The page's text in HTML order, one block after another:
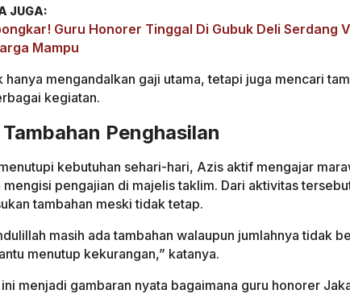
JUGA:
Guru Honorer Tinggal Di Gubuk Deli Serdang
Mampu
hanya mengandalkan gaji utama, tetapi juga mencari
kegiatan.
Penghasilan
kebutuhan sehari-hari, Azis aktif mengajar
mengisi pengajian di majelis taklim. Dari aktivitas
tambahan meski tidak tetap.
masih ada tambahan walaupun jumlahnya tidak
menutup kekurangan,” katanya.
menjadi gambaran nyata bagaimana guru honorer